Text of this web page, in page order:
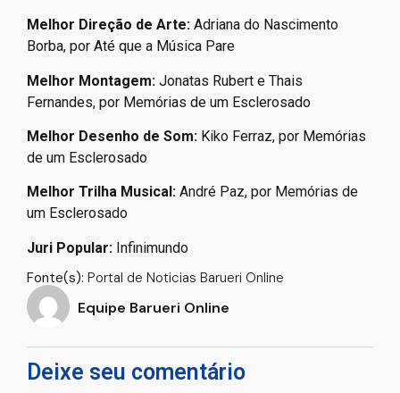
Melhor Direção de Arte: Adriana do Nascimento
Borba, por Até que a Música Pare
Melhor Montagem: Jonatas Rubert e Thais
Fernandes, por Memórias de um Esclerosado
Melhor Desenho de Som: Kiko Ferraz, por Memórias
de um Esclerosado
Melhor Trilha Musical: André Paz, por Memórias de
um Esclerosado
Juri Popular: Infinimundo
Fonte(s): Portal de Noticias Barueri Online
Equipe Barueri Online
Deixe seu comentário